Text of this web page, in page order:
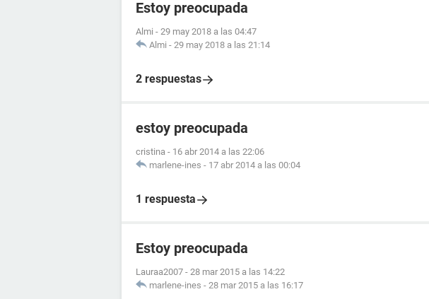
Estoy preocupada
Almi - 29 may 2018 a las 04:47
Almi - 29 may 2018 a las 21:14
2 respuestas
estoy preocupada
cristina - 16 abr 2014 a las 22:06
marlene-ines - 17 abr 2014 a las 00:04
1 respuesta
Estoy preocupada
Lauraa2007 - 28 mar 2015 a las 14:22
marlene-ines - 28 mar 2015 a las 16:17